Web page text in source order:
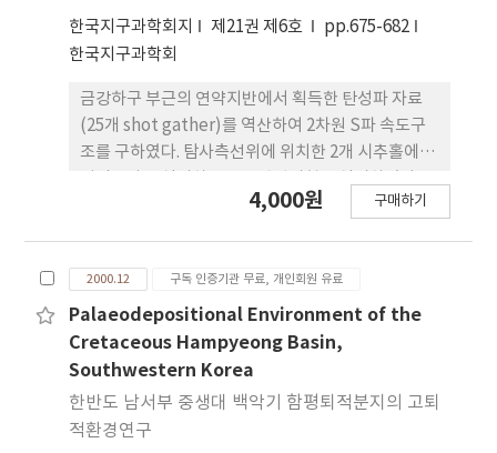
(palaeomagnetic pole)는 67.0˚N, 210.6˚ E
(dp=4.7˚, dm=6.7˚)인 바, 이는 경상분지내 다른 지
역이나 남, 북중국 및 유라시아의 백악기 고자기학적
자북의 위치와 거의 일치한다. 따라서 본 연구지역을
포함하는 한반도가 백악기 이후 유라시아 대륙의 한
부분으로서 현재의 상대적 위치를 크게 벗어나지 않
았음을 알 수 있다. 한편, 고성층에서 최소 3번의 극성
변화가 나타나며 그 상위의 안산암류와 용결응회암에
군의 연령은 하양층군과 유천층군의 경계인 후기
Albian 에서부터 polarity chron 32r 내지 31r
anomaly가 나타나는 초기 Maastrichtian에 이르는
것으로 판단된다. 연구대상 고성층과 그 상위의 안산
지역의 다대포층에서는 하부의 2개 층준에서만 짧은
역자화가 관찰되고 그 상위의 안산암에서는 정자화만
한국지구과학회지 제21권 제6호
pp.675-682
한국지구과학회
금강하구 부근의 연약지반에서 획득한 탄성파 자료
(25개 shot gather)를 역산하여 2차원 S파 속도구
조를 구하였다. 탐사측선위에 위치한 2개 시추홀에서
차원 S파 속도구조는 대상지역의 지층이 두께 1∼3m
과 그 아래 S파 속도 1000m/sec 이상의 하부층으로
이루어져 있음을 보인다. 저속도층은 탐사측선의 한
쪽 끝에서 다른 쪽 끝으로 가면서 그 두께가 얇아지고,
기반암의 깊이도 얕아진다. S파 속도구조와 지층의
지질, 표준관입시험 값을 검토한 결과, 저속도층은
clay층과 밀접한 관련이 있는 것으로 사료된다. 이에
4,000원 구매하기
2000.12 구독 인증기관 무료, 개인회원 유료
Palaeodepositional Environment of the
Cretaceous Hampyeong Basin,
Southwestern Korea
한반도 남서부 중생대 백악기 함평퇴적분지의 고퇴
적환경연구